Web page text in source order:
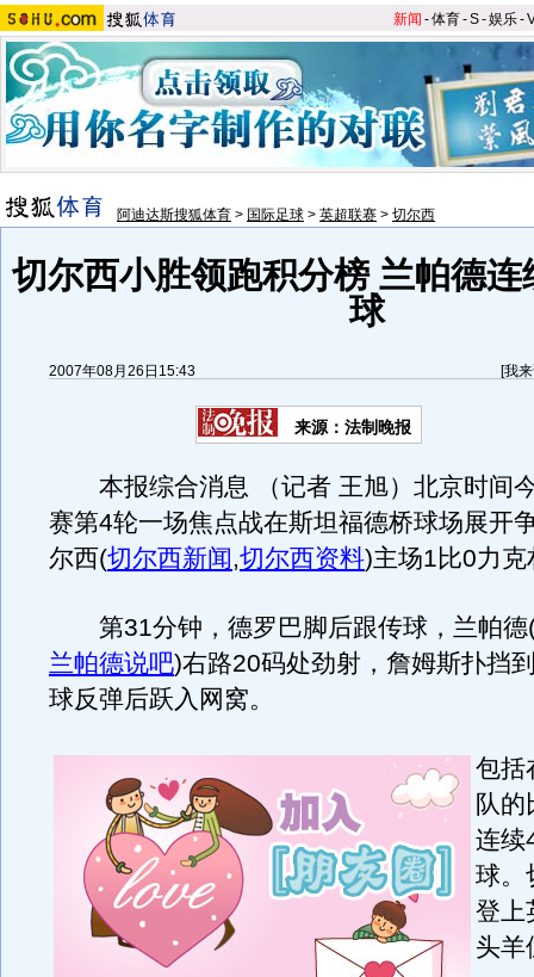
新闻 -体育-S-娱乐-
阿迪达斯搜狐体育 > 国际足球 > 英超联赛 > 切尔西
切尔西小胜领跑积分榜 兰帕德
球
2007年08月26日15:43 [我
来源：法制晚报
本报综合消息 （记者 王旭）北京时间
赛第4轮一场焦点战在斯坦福德桥球场展开
尔西(切尔西新闻,切尔西资料)主场1比0力
第31分钟，德罗巴脚后跟传球，兰帕德
兰帕德说吧)右路20码处劲射，詹姆斯扑挡
球反弹后跃入网窝。
包括
队
连续
球。
登上
头羊